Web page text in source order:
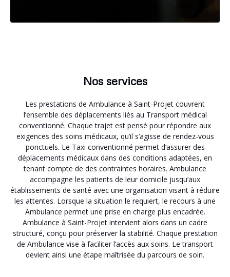
Nos services
Les prestations de Ambulance à Saint-Projet couvrent
l’ensemble des déplacements liés au Transport médical
conventionné. Chaque trajet est pensé pour répondre aux
exigences des soins médicaux, qu’il s’agisse de rendez-vous
ponctuels. Le Taxi conventionné permet d’assurer des
déplacements médicaux dans des conditions adaptées, en
tenant compte de des contraintes horaires. Ambulance
accompagne les patients de leur domicile jusqu’aux
établissements de santé avec une organisation visant à réduire
les attentes. Lorsque la situation le requiert, le recours à une
Ambulance permet une prise en charge plus encadrée.
Ambulance à Saint-Projet intervient alors dans un cadre
structuré, conçu pour préserver la stabilité. Chaque prestation
de Ambulance vise à faciliter l’accès aux soins. Le transport
devient ainsi une étape maîtrisée du parcours de soin.